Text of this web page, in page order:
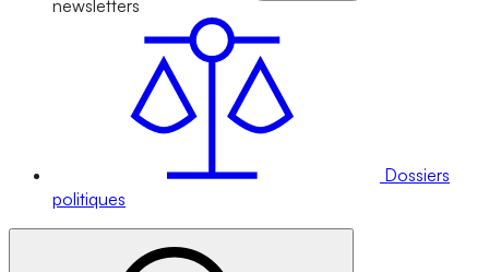
newsletters
Dossiers
politiques